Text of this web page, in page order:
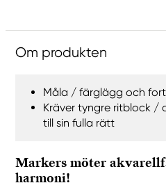
Om produkten
Måla / färglägg och
Kräver tyngre ritblock /
till sin fulla rätt
Markers möter
harmoni!